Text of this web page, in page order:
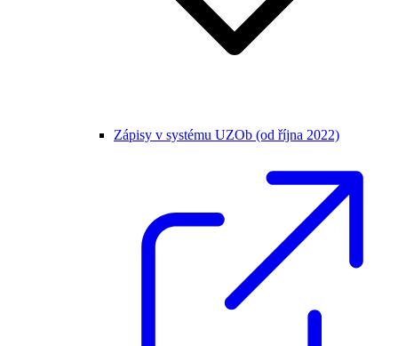
Zápisy v systému UZOb (od října 2022)